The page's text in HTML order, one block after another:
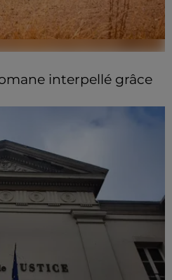
interpellé grâce